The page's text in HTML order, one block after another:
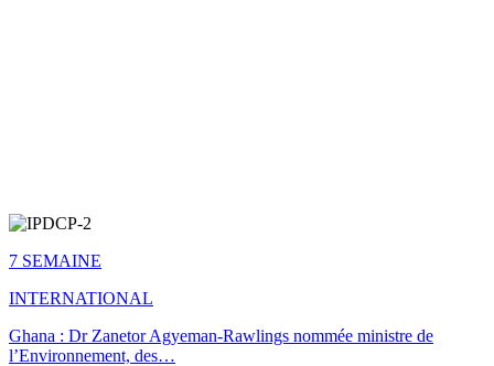
7 SEMAINE
INTERNATIONAL
Ghana : Dr Zanetor Agyeman-Rawlings nommée ministre de
l’Environnement, des…